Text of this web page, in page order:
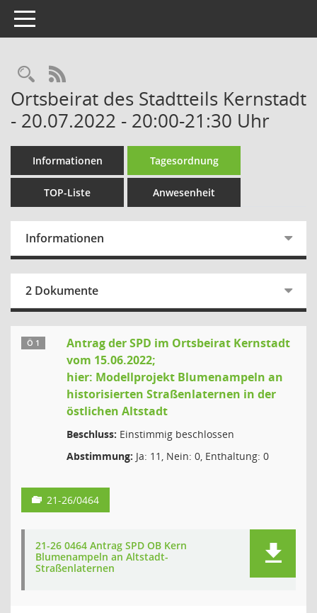
Toggle navigation
Rechercheauswahl
RSS-Feed
Ortsbeirat des Stadtteils Kernstadt
- 20.07.2022 - 20:00-21:30 Uhr
Informationen Tagesordnung
TOP-Liste Anwesenheit
Informationen
2 Dokumente
Ö 1
Antrag der SPD im Ortsbeirat Kernstadt
vom 15.06.2022;
hier: Modellprojekt Blumenampeln an
historisierten Straßenlaternen in der
östlichen Altstadt
Beschluss: Einstimmig beschlossen
Abstimmung: Ja: 11, Nein: 0, Enthaltung: 0
21-26/0464
21-26 0464 Antrag SPD OB Kern
Blumenampeln an Altstadt-
Straßenlaternen